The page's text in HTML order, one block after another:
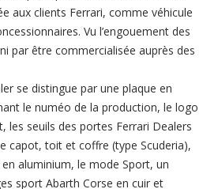
aux clients Ferrari, comme véhicule
Vu l’engouement des
par être commercialisée auprès des
se distingue par une plaque en
le numéo de la production, le logo
les seuils des portes Ferrari Dealers
capot, toit et coffre (type Scuderia),
aluminium, le mode Sport, un
sport Abarth Corse en cuir et